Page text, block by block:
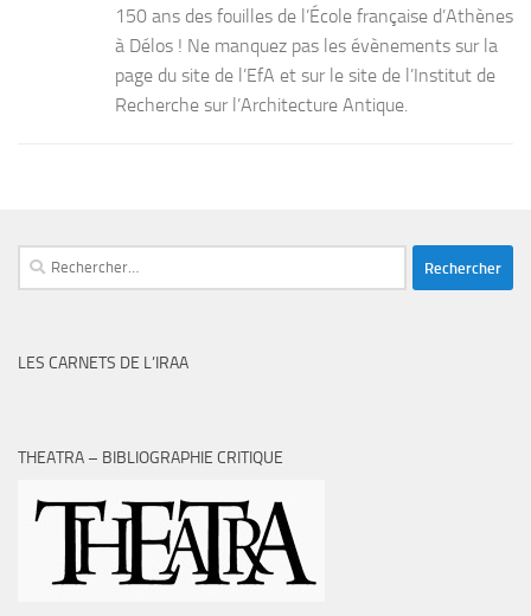
150 ans des fouilles de l’École française d’Athènes
à Délos ! Ne manquez pas les évènements sur la
page du site de l’EfA et sur le site de l’Institut de
Recherche sur l’Architecture Antique.
Rechercher :
LES CARNETS DE L’IRAA
THEATRA – BIBLIOGRAPHIE CRITIQUE